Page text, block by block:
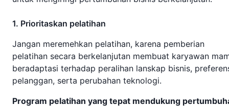
1. Prioritaskan pelatihan
Jangan meremehkan pelatihan, karena pemberian
pelatihan secara berkelanjutan membuat karyawan
beradaptasi terhadap peralihan lanskap bisnis,
pelanggan, serta perubahan teknologi.
Program pelatihan yang tepat mendukung